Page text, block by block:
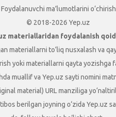
Foydalanuvchi ma’lumotlarini o‘chirish
© 2018-2026 Yep.uz
materiallaridan foydalanish
materiallarni to‘liq nusxalash va
yoki materiallarni qayta yozishga
muallif va Yep.uz sayti nomini
material) URL manziliga
berilgan joyning o‘zida Yep.uz